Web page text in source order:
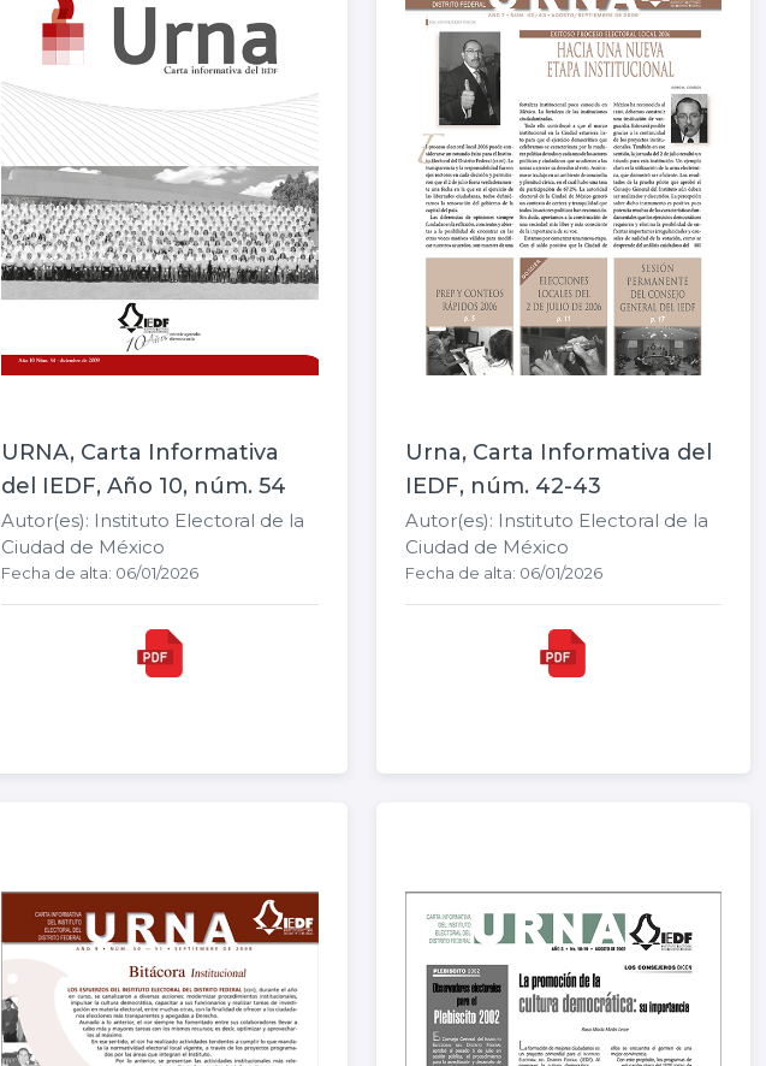
URNA, Carta Informativa
del IEDF, Año 10, núm. 54
Autor(es): Instituto Electoral de la
Ciudad de México
Fecha de alta: 06/01/2026
Urna, Carta Informativa del
IEDF, núm. 42-43
Autor(es): Instituto Electoral de la
Ciudad de México
Fecha de alta: 06/01/2026